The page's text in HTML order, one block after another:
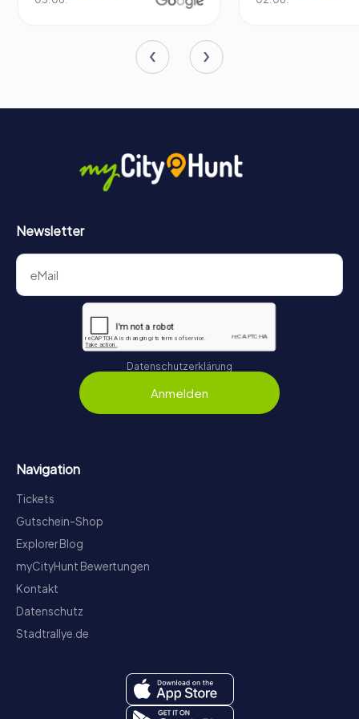
und herzlichen Geschichten, die seine Galerien füllen,
der naiven und singulären Kunst verzaubern!
Newsletter
Datenschutzerklärung
Anmelden
Navigation
Tickets
Gutschein-Shop
Explorer Blog
myCityHunt Bewertungen
Kontakt
Datenschutz
Stadtrallye.de